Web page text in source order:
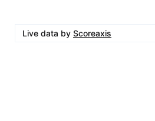
Live data by Scoreaxis